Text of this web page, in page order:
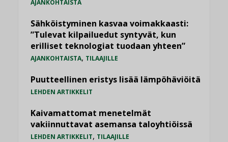
AJANKOHTAISTA
Sähköistyminen kasvaa voimakkaasti:
”Tulevat kilpailuedut syntyvät, kun
erilliset teknologiat tuodaan yhteen”
AJANKOHTAISTA, TILAAJILLE
Puutteellinen eristys lisää lämpöhäviöitä
LEHDEN ARTIKKELIT
Kaivamattomat menetelmät
vakiinnuttavat asemansa taloyhtiöissä
LEHDEN ARTIKKELIT, TILAAJILLE